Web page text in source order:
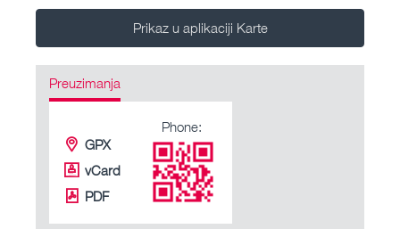
Prikaz u aplikaciji Karte
Preuzimanja
GPX
vCard
PDF
Phone: